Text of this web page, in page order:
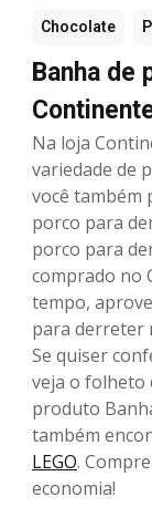
Chocolate
Banha
Na loja
variedade de
você também
porco para
porco para
comprado no
tempo,
para derreter
Se quiser
veja o folheto
produto
também
LEGO.
economia!